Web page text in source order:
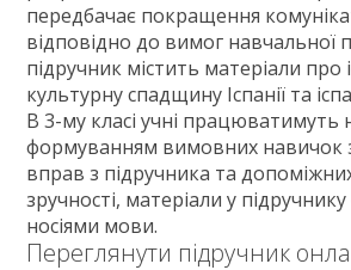
передбачає покращення
відповідно до вимог навчальної
підручник містить матеріали про
культурну спадщину Іспанії та
В 3-му класі учні працюватимуть
формуванням вимовних навичок
вправ з підручника та
зручності, матеріали у підручнику
носіями мови.
Переглянути підручник